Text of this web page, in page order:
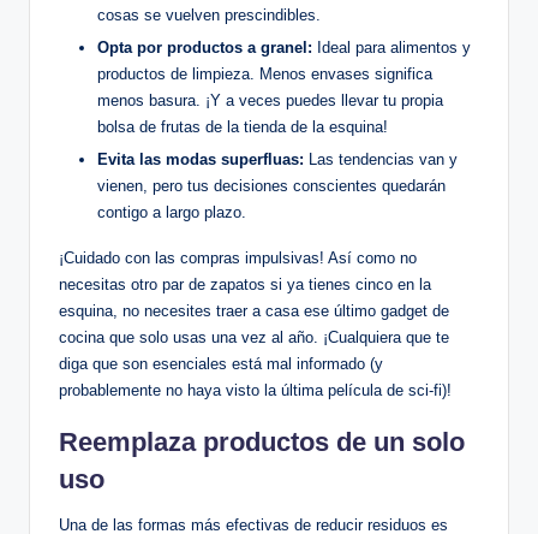
cosas se vuelven prescindibles.
Opta por productos a granel: Ideal para alimentos y
productos de limpieza. Menos envases significa
menos basura. ¡Y a veces puedes llevar tu propia
bolsa de frutas de la tienda de la esquina!
Evita las modas superfluas: Las tendencias van y
vienen, pero tus decisiones conscientes quedarán
contigo a largo plazo.
¡Cuidado con las compras impulsivas! Así como no
necesitas otro par de zapatos si ya tienes cinco en la
esquina, no necesites traer a casa ese último gadget de
cocina que solo usas una vez al año. ¡Cualquiera que te
diga que son esenciales está mal informado (y
probablemente no haya visto la última película de sci-fi)!
Reemplaza productos de un solo
uso
Una de las formas más efectivas de reducir residuos es